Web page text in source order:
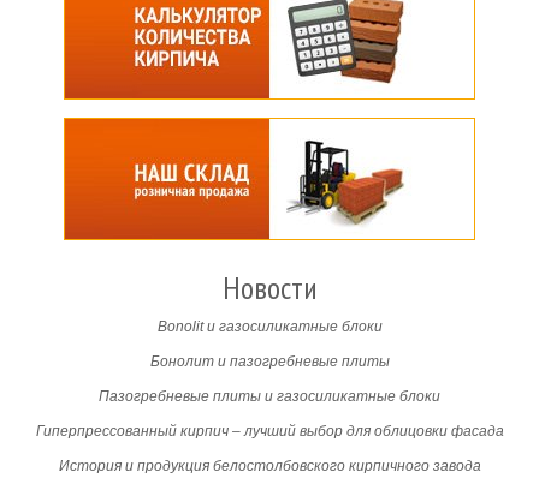
Новости
Bonolit и газосиликатные блоки
Бонолит и пазогребневые плиты
Пазогребневые плиты и газосиликатные блоки
Гиперпрессованный кирпич – лучший выбор для облицовки фасада
История и продукция белостолбовского кирпичного завода